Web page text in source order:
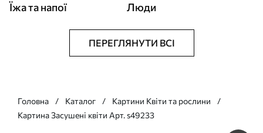
Їжа та напої Люди
ПЕРЕГЛЯНУТИ ВСІ
Головна Каталог
Картини Квіти та рослини
Картина Засушені квіти Арт. s49233